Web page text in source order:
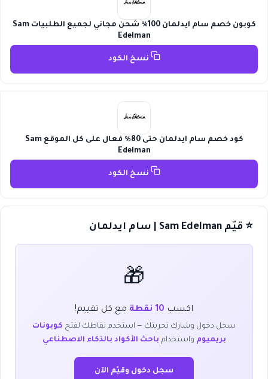
كوبون خصم سام ايدلمان 100٪ شحن مجاني لجميع الطلبيات Sam
Edelman
نسخ الكود
كود خصم سام ايدلمان حتى 80٪ فعال على كل الموقع Sam
Edelman
نسخ الكود
⭐ قيّم Sam Edelman | سام ايدلمان
🎁
اكسب 10 نقطة مع كل تقييم!
سجل دخول وشارك تجربتك — استخدم نقاطك لفتح كوبونات
بريميوم واستخدام باحث الأكواد بالذكاء الاصطناعي
سجل دخول وقيّم الآن